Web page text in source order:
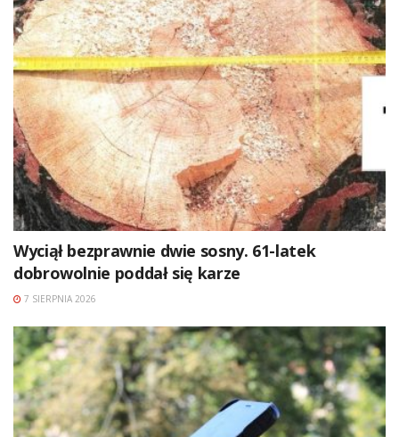
Wyciął bezprawnie dwie sosny. 61-latek
dobrowolnie poddał się karze
7 SIERPNIA 2026